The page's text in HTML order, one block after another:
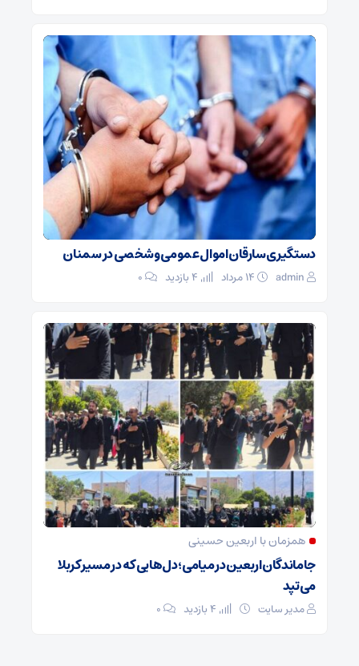
دستگیری سارقان اموال عمومی و شخصی در سمنان
admin ۰
همزمان با اربعین حسینی
جاماندگان اربعین در میامی؛ دل‌هایی که در مسیر کربلا
می‌تپد
مدیر سایت ۰